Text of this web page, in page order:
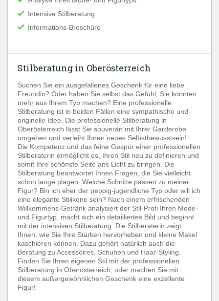
Intensive Stilberatung
Informations-Broschüre
Stilberatung in Oberösterreich
Suchen Sie ein ausgefallenes Geschenk für eine liebe
Freundin? Oder haben Sie selbst das Gefühl, Sie könnten
mehr aus Ihrem Typ machen? Eine professionelle
Stilberatung ist in beiden Fällen eine sympathische und
originelle Idee. Die professionelle Stilberatung in
Oberösterreich lässt Sie souverän mit Ihrer Garderobe
umgehen und verleiht Ihnen neues Selbstbewusstsein!
Die Kompetenz und das feine Gespür einer professionellen
Stilberaterin ermöglicht es, Ihren Stil neu zu definieren und
somit Ihre schönste Seite ans Licht zu bringen. Die
Stilberatung beantwortet Ihnen Fragen, die Sie vielleicht
schon lange plagen: Welche Schnitte passen zu meiner
Figur? Bin ich eher der peppig-jugendliche Typ oder will ich
eine elegante Stilikone sein? Nach einem erfrischenden
Willkommens-Getränk analysiert der Stil-Profi Ihren Mode-
und Figurtyp, macht sich ein detailliertes Bild und beginnt
mit der intensiven Stilberatung. Die Stilberaterin zeigt
Ihnen, wie Sie Ihre Stärken hervorheben und kleine Makel
kaschieren können. Dazu gehört natürlich auch die
Beratung zu Accessoires, Schuhen und Haar-Styling.
Finden Sie Ihren eigenen Stil mit der professionellen
Stilberatung in Oberösterreich, oder machen Sie mit
diesem außergewöhnlichen Geschenk eine exzellente
Figur!